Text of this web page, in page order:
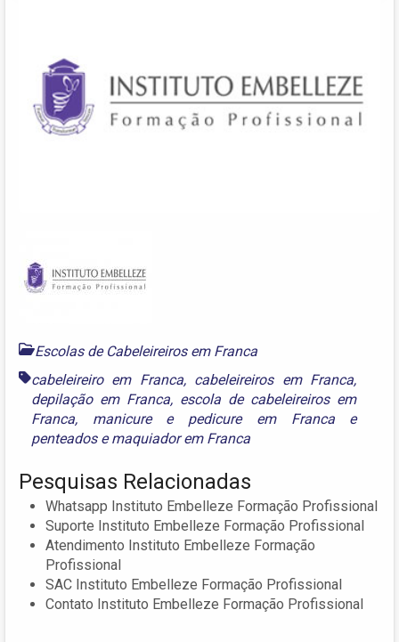
Escolas de Cabeleireiros em Franca
cabeleireiro em Franca, cabeleireiros em Franca,
depilação em Franca, escola de cabeleireiros em
Franca, manicure e pedicure em Francae
penteados e maquiador em Franca
Pesquisas Relacionadas
Whatsapp Instituto Embelleze Formação Profissional
Suporte Instituto Embelleze Formação Profissional
Atendimento Instituto Embelleze Formação
Profissional
SAC Instituto Embelleze Formação Profissional
Contato Instituto Embelleze Formação Profissional